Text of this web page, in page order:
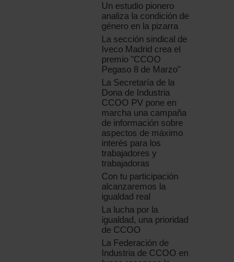
Un estudio pionero
analiza la condición de
género en la pizarra
La sección sindical de
Iveco Madrid crea el
premio "CCOO
Pegaso 8 de Marzo"
La Secretaría de la
Dona de Industria
CCOO PV pone en
marcha una campaña
de información sobre
aspectos de máximo
interés para los
trabajadores y
trabajadoras
Con tu participación
alcanzaremos la
igualdad real
La lucha por la
igualdad, una prioridad
de CCOO
La Federación de
Industria de CCOO en